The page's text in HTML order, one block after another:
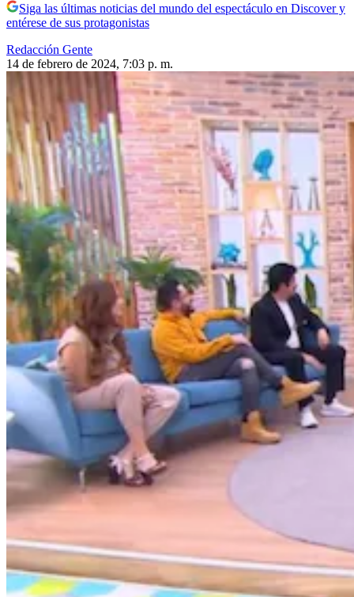
Siga las últimas noticias del mundo del espectáculo en Discover y
entérese de sus protagonistas
Redacción Gente
14 de febrero de 2024, 7:03 p. m.